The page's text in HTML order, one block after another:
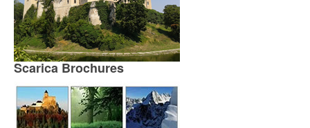
Scarica Brochures